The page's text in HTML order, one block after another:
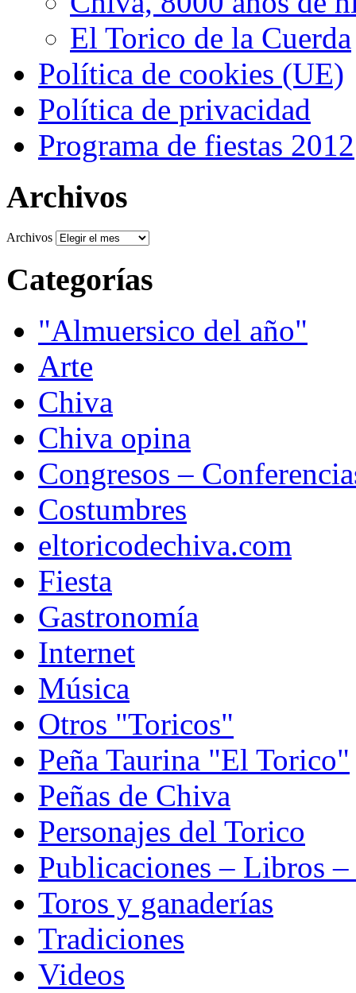
El Torico de la Cuerda
Política de cookies (UE)
Política de privacidad
Programa de fiestas 2012
Archivos
Archivos
Categorías
"Almuersico del año"
Arte
Chiva
Chiva opina
Congresos –
Costumbres
eltoricodechiva.com
Fiesta
Gastronomía
Internet
Música
Otros "Toricos"
Peña Taurina "El Torico"
Peñas de Chiva
Personajes del Torico
Publicaciones – Libros –
Toros y ganaderías
Tradiciones
Videos